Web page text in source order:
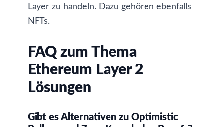
Layer zu handeln. Dazu gehören ebenfalls
NFTs.
FAQ zum Thema
Ethereum Layer 2
Lösungen
Gibt es Alternativen zu Optimistic